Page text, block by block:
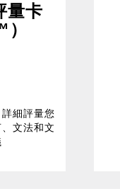
量卡
細評量您
文法和文